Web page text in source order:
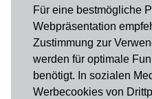
Für eine bestmögliche
Webpräsentation
Zustimmung zur
werden für optimale
benötigt. In sozialen
Werbecookies von
FOLGE UNS AUF
Instagram